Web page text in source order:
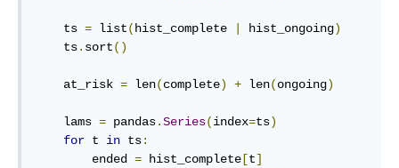
    ts
= list( hist_complete hist_ongoing)
    ts
. sort()
    at_risk
= len(complete) + len(ongoing)
    lams
= pandas.Series(index=ts)
for t in ts:
        ended
= hist_complete [t]